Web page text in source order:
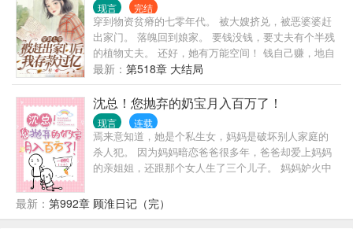
现言 完结
穿到物资贫瘠的七零年代。 被大嫂挤兑，被恶婆婆赶
出家门。 落魄回到娘家。 要钱没钱，要丈夫有个半残
的植物丈夫。 还好，她有万能空间！ 钱自己赚，地自
己种，房自己建。 说好成为亿万富翁后带着半残老公
吃香的喝辣的。 可事业还没开始，植物人老公半夜就
站起来了！！ “喂，陆晏舟你挡我当亿万首富的路
了。” 陆晏舟：“那我给你让个路，你当首富，我当首
富背后的男人！夫妻搭档，干活不累”
最新： 第518章 大结局
沈总！您抛弃的奶宝月入百万了！
现言 连载
焉来意知道，她是个私生女，妈妈是破坏别人家庭的
杀人犯。 因为妈妈暗恋爸爸很多年，爸爸却爱上妈妈
的亲姐姐，还跟那个女人生了三个儿子。 妈妈妒火中
监狱。 后来妈妈意外去世，把仅四岁的她留在了这个
世界。 她终于见到了那个跟自己长得一模一样的男
最新： 第992章 顾淮日记（完）